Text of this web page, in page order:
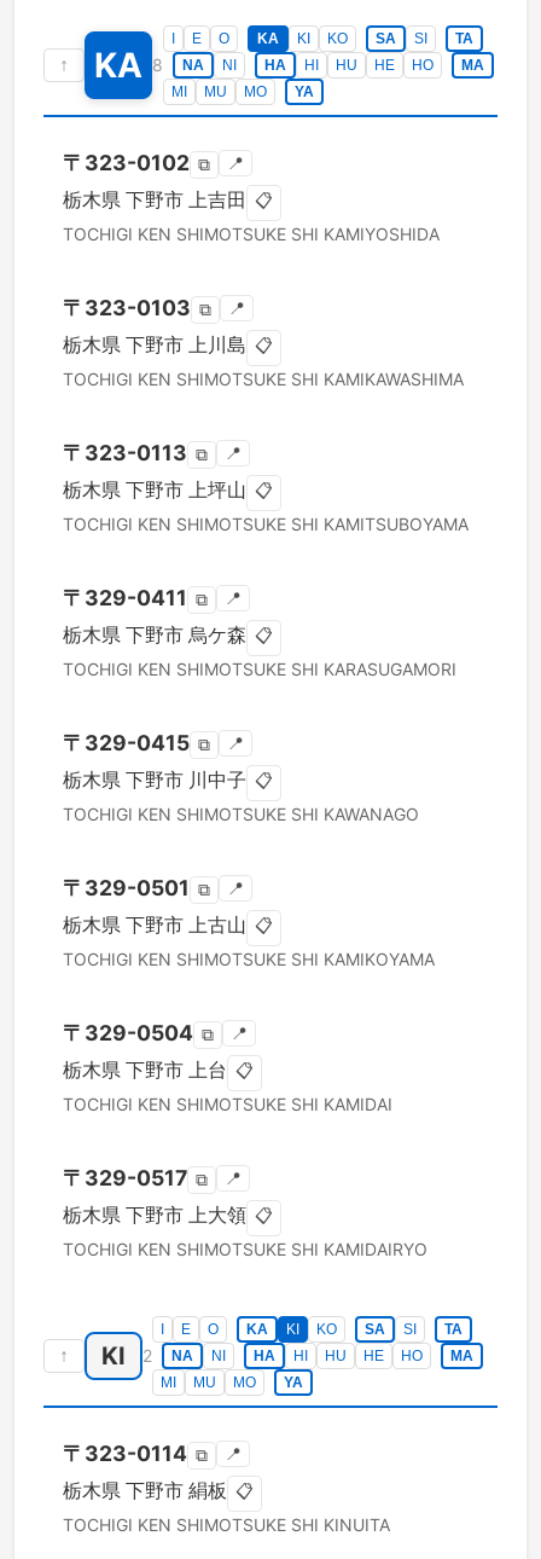
↑ KA 8
E O KA KI KO SA SI
TA
NA
NI HA HI HU HE HO
MA
MI
MU MO YA
〒 323-0102 ⧉ 📍
栃木県 下野市 上吉田 📋
TOCHIGI KEN SHIMOTSUKE SHI KAMIYOSHIDA
〒 323-0103 ⧉ 📍
栃木県 下野市 上川島 📋
TOCHIGI KEN SHIMOTSUKE SHI KAMIKAWASHIMA
〒 323-0113 ⧉ 📍
栃木県 下野市 上坪山 📋
TOCHIGI KEN SHIMOTSUKE SHI KAMITSUBOYAMA
〒 329-0411 ⧉ 📍
栃木県 下野市 烏ケ森 📋
TOCHIGI KEN SHIMOTSUKE SHI KARASUGAMORI
〒 329-0415 ⧉ 📍
栃木県 下野市 川中子 📋
TOCHIGI KEN SHIMOTSUKE SHI KAWANAGO
〒 329-0501 ⧉ 📍
栃木県 下野市 上古山 📋
TOCHIGI KEN SHIMOTSUKE SHI KAMIKOYAMA
〒 329-0504 ⧉ 📍
栃木県 下野市 上台 📋
TOCHIGI KEN SHIMOTSUKE SHI KAMIDAI
〒 329-0517 ⧉ 📍
栃木県 下野市 上大領 📋
TOCHIGI KEN SHIMOTSUKE SHI KAMIDAIRYO
↑ KI 2
E O KA KI KO SA SI
TA
NA
NI HA HI HU HE HO
MA
MI
MU MO YA
〒 323-0114 ⧉ 📍
栃木県 下野市 絹板 📋
TOCHIGI KEN SHIMOTSUKE SHI KINUITA